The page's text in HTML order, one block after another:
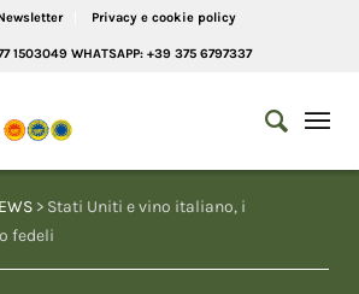
Privacy e cookie policy
1503049 WHATSAPP: +39 375 6797337
> Stati Uniti e vino italiano, i
fedeli